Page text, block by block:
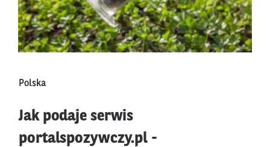
Polska
Jak podaje serwis
portalspozywczy.pl -